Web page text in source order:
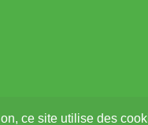
ce site utilise des